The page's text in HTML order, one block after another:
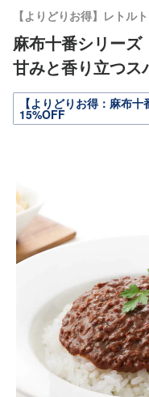
【よりどりお得】レトル
麻布十番シリー
甘みと香り立つス
【よりどりお得：麻布
15%OFF